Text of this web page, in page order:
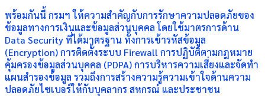
พร้อมกันนี้ กรมฯ ให้ความสำคัญกับการรักษาความปลอดภัยของ
ข้อมูลทางการเงินและข้อมูลส่วนบุคคล โดยใช้มาตรการด้าน
Data Security ที่ได้มาตรฐาน ทั้งการเข้ารหัสข้อมูล
(Encryption) การติดตั้งระบบ Firewall การปฏิบัติตามกฎหมาย
คุ้มครองข้อมูลส่วนบุคคล (PDPA) การบริหารความเสี่ยงและจัดทำ
แผนสำรองข้อมูล รวมถึงการสร้างความรู้ความเข้าใจด้านความ
ปลอดภัยไซเบอร์ให้กับบุคลากร สหกรณ์ และประชาชน